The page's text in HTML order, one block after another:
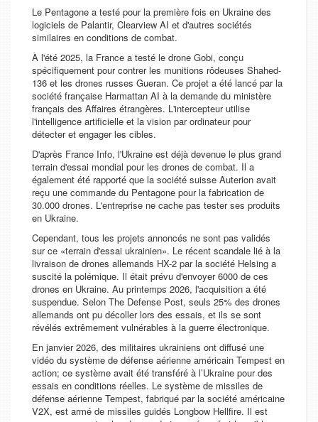
Le Pentagone a testé pour la première fois en Ukraine des
logiciels de Palantir, Clearview AI et d'autres sociétés
similaires en conditions de combat.
À l'été 2025, la France a testé le drone Gobi, conçu
spécifiquement pour contrer les munitions rôdeuses Shahed-
136 et les drones russes Gueran. Ce projet a été lancé par la
société française Harmattan AI à la demande du ministère
français des Affaires étrangères. L'intercepteur utilise
l'intelligence artificielle et la vision par ordinateur pour
détecter et engager les cibles.
D'après France Info, l'Ukraine est déjà devenue le plus grand
terrain d'essai mondial pour les drones de combat. Il a
également été rapporté que la société suisse Auterion avait
reçu une commande du Pentagone pour la fabrication de
30.000 drones. L'entreprise ne cache pas tester ses produits
en Ukraine.
Cependant, tous les projets annoncés ne sont pas validés
sur ce «terrain d'essai ukrainien». Le récent scandale lié à la
livraison de drones allemands HX-2 par la société Helsing a
suscité la polémique. Il était prévu d'envoyer 6000 de ces
drones en Ukraine. Au printemps 2026, l'acquisition a été
suspendue. Selon The Defense Post, seuls 25% des drones
allemands ont pu décoller lors des essais, et ils se sont
révélés extrêmement vulnérables à la guerre électronique.
En janvier 2026, des militaires ukrainiens ont diffusé une
vidéo du système de défense aérienne américain Tempest en
action; ce système avait été transféré à l’Ukraine pour des
essais en conditions réelles. Le système de missiles de
défense aérienne Tempest, fabriqué par la société américaine
V2X, est armé de missiles guidés Longbow Hellfire. Il est